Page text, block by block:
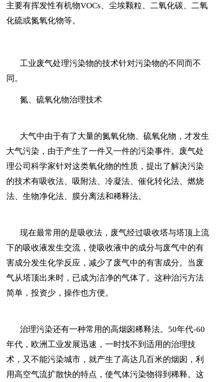
主要有挥发性有机物VOCs、尘埃颗粒、二氧化碳、二氧
化硫或氮氧化物等。
工业废气处理污染物的技术针对污染物的不同而不
同。
氮、硫氧化物治理技术
大气中由于有了大量的氮氧化物、硫氧化物，才发生
大气污染，由于产生了一件又一件的污染事件。废气处
理公司科学家针对这类氧化物的性质，提出了解决污染
的技术有吸收法、吸附法、冷凝法、催化转化法、燃烧
法、生物净化法、膜分离法和稀释法。
现在最常用的是吸收法，废气经过吸收塔与塔顶上流
下的吸收液发生交流，使吸收液中的成分与废气中的有
害成分发生化学反应，减少了废气中的有害成分。当废
气从塔顶出来时，已成为洁净的气体了。这种治污方法
简单，投资少，操作也方便。
治理污染还有一种常用的高烟囱稀释法。50年代-60
年代，欧洲工业发展迅速，一时找不到适用的治理技
术，又不能污染城市，就产生了高达几百米的烟囱，利
用高空气流扩散快的特点，使气体污染物得到稀释。这